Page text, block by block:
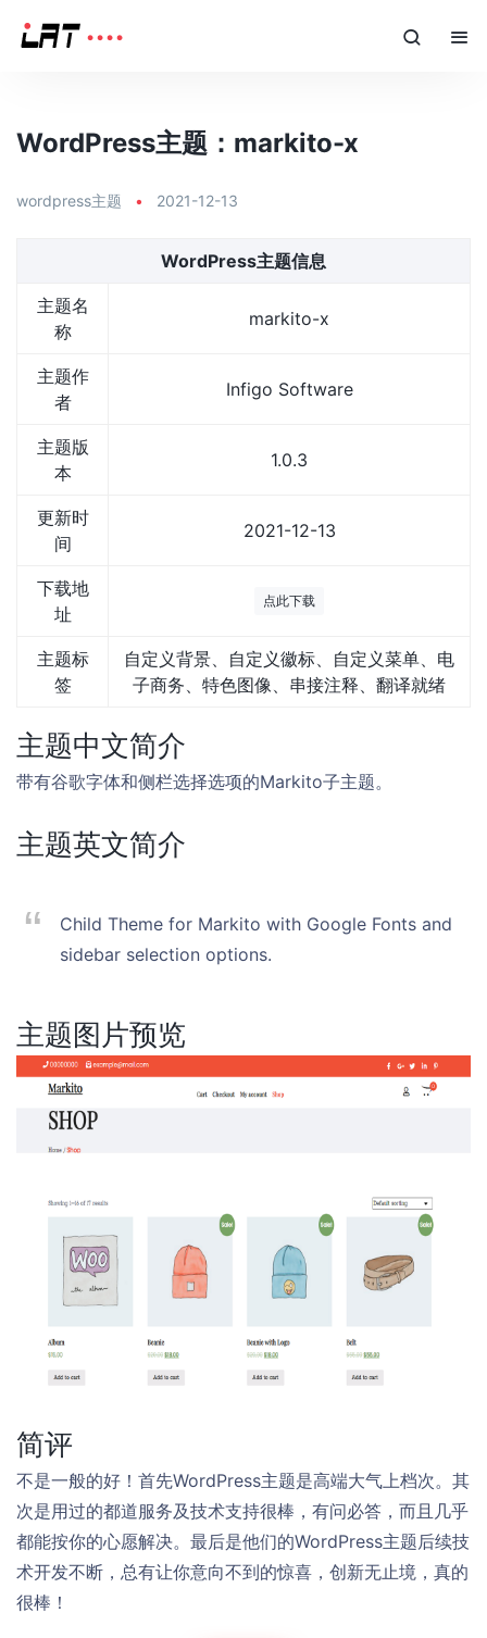
WordPress主题：markito-x
wordpress主题 • 2021-12-13
WordPress主题信息
主题名
称
markito-x
主题作
者
Infigo Software
主题版
本
1.0.3
更新时
间
2021-12-13
下载地
址
点此下载
主题标
签
自定义背景、自定义徽标、自定义菜单、电
子商务、特色图像、串接注释、翻译就绪
主题中文简介
带有谷歌字体和侧栏选择选项的Markito子主题。
主题英文简介
Child Theme for Markito with Google Fonts and
sidebar selection options.
主题图片预览
简评
不是一般的好！首先WordPress主题是高端大气上档次。其
次是用过的都道服务及技术支持很棒，有问必答，而且几乎
都能按你的心愿解决。最后是他们的WordPress主题后续技
术开发不断，总有让你意向不到的惊喜，创新无止境，真的
很棒！